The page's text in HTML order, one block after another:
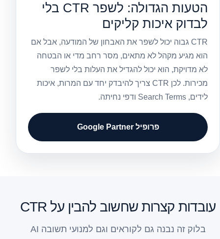
הטעות הגדולה: לשפר CTR בלי
לבדוק איכות קליקים
CTR גבוה יכול לשפר את האבחון של המודעה, אבל אם
הוא מגיע מקהל לא מתאים, מסר רחב מדי או הבטחה
לא מדויקת, הוא יכול להגדיל את העלות בלי לשפר
מכירות. לכן CTR צריך להיבדק יחד עם המרות, איכות
לידים, Search Terms ודפי נחיתה.
פרופיל Google Partner
עובדות קצרות שחשוב להבין על CTR
בלוק זה נבנה גם לקוראים וגם למנועי תשובה AI